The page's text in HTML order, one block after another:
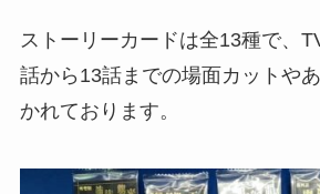
ストーリーカードは全13種で、
話から13話までの場面カットや
かれております。